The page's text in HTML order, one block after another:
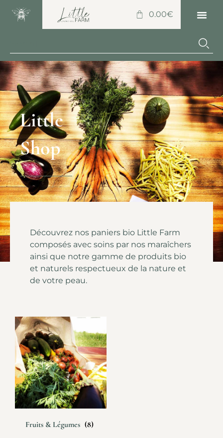
0.00€
Little
Shop
Découvrez nos paniers bio Little Farm
composés avec soins par nos maraîchers
ainsi que notre gamme de produits bio
et naturels respectueux de la nature et
de votre peau.
Fruits & Légumes (8)